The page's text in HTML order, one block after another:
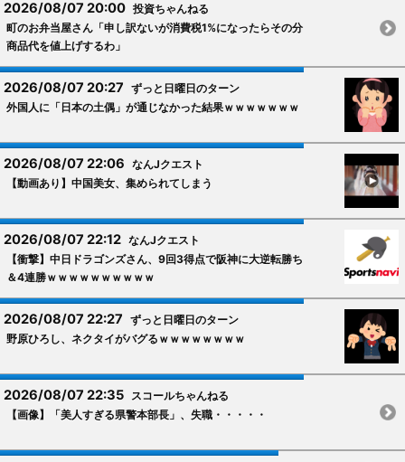
2026/08/07 20:00投資ちゃんねる
町のお弁当屋さん「申し訳ないが消費税1%になったらその分
商品代を値上げするわ」
2026/08/07 20:27ずっと日曜日のターン
外国人に「日本の土偶」が通じなかった結果ｗｗｗｗｗｗｗ
2026/08/07 22:06なんJクエスト
【動画あり】中国美女、集められてしまう
2026/08/07 22:12なんJクエスト
【衝撃】中日ドラゴンズさん、9回3得点で阪神に大逆転勝ち
＆4連勝ｗｗｗｗｗｗｗｗｗｗ
2026/08/07 22:27ずっと日曜日のターン
野原ひろし、ネクタイがバグるｗｗｗｗｗｗｗｗ
2026/08/07 22:35スコールちゃんねる
【画像】「美人すぎる県警本部長」、失職・・・・・